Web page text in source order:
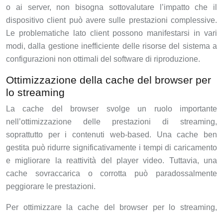
o ai server, non bisogna sottovalutare l’impatto che il
dispositivo client può avere sulle prestazioni complessive.
Le problematiche lato client possono manifestarsi in vari
modi, dalla gestione inefficiente delle risorse del sistema a
configurazioni non ottimali del software di riproduzione.
Ottimizzazione della cache del browser per
lo streaming
La cache del browser svolge un ruolo importante
nell’ottimizzazione delle prestazioni di streaming,
soprattutto per i contenuti web-based. Una cache ben
gestita può ridurre significativamente i tempi di caricamento
e migliorare la reattività del player video. Tuttavia, una
cache sovraccarica o corrotta può paradossalmente
peggiorare le prestazioni.
Per ottimizzare la cache del browser per lo streaming,